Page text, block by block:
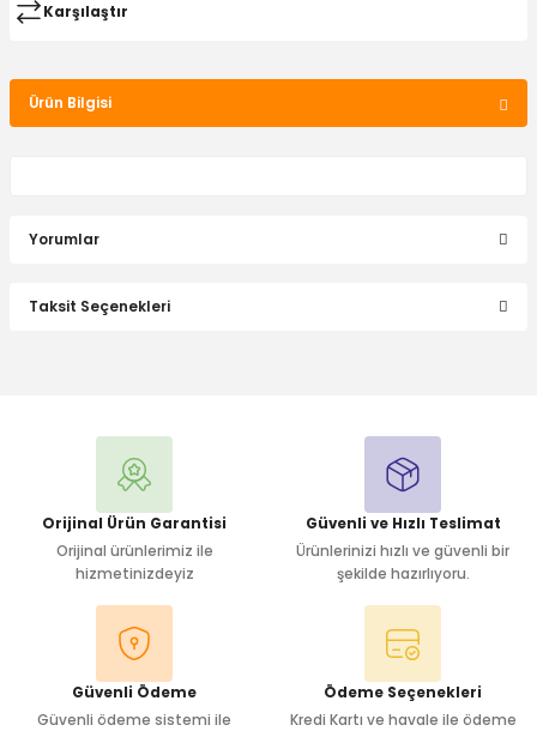
Karşılaştır
Ürün Bilgisi
Yorumlar
Taksit Seçenekleri
Orijinal Ürün Garantisi
Orijinal ürünlerimiz ile
hizmetinizdeyiz
Güvenli ve Hızlı Teslimat
Ürünlerinizi hızlı ve güvenli bir
şekilde hazırlıyoru.
Güvenli Ödeme
Güvenli ödeme sistemi ile
Ödeme Seçenekleri
Kredi Kartı ve havale ile ödeme